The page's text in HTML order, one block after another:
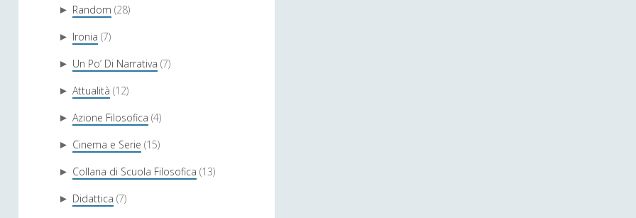
► Random (28)
► Ironia (7)
► Un Po’ Di Narrativa (7)
► Attualità (12)
► Azione Filosofica (4)
► Cinema e Serie (15)
► Collana di Scuola Filosofica (13)
► Didattica (7)